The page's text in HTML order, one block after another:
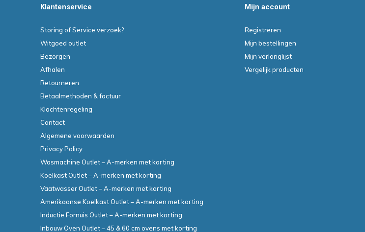
Klantenservice
Storing of Service verzoek?
Witgoed outlet
Bezorgen
Afhalen
Retourneren
Betaalmethoden & factuur
Klachtenregeling
Contact
Algemene voorwaarden
Privacy Policy
Wasmachine Outlet – A-merken met korting
Koelkast Outlet – A-merken met korting
Vaatwasser Outlet – A-merken met korting
Amerikaanse Koelkast Outlet – A-merken met korting
Inductie Fornuis Outlet – A-merken met korting
Inbouw Oven Outlet – 45 & 60 cm ovens met korting
Mijn account
Registreren
Mijn bestellingen
Mijn verlanglijst
Vergelijk producten